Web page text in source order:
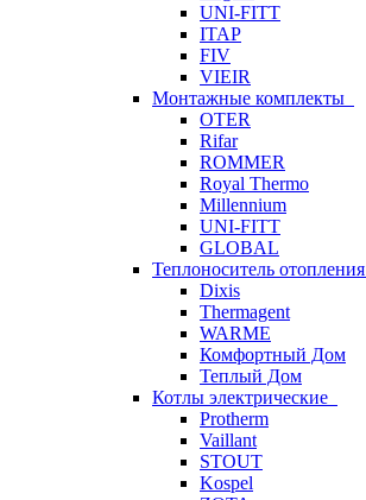
UNI-FITT
ITAP
FIV
VIEIR
Монтажные комплекты
OTER
Rifar
ROMMER
Royal Thermo
Millennium
UNI-FITT
GLOBAL
Теплоноситель отопления
Dixis
Thermagent
WARME
Комфортный Дом
Теплый Дом
Котлы электрические
Protherm
Vaillant
STOUT
Kospel